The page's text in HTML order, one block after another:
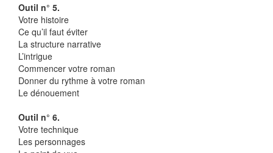
Outil n° 5.
Votre histoire
Ce qu’il faut éviter
La structure narrative
L’intrigue
Commencer votre roman
Donner du rythme à votre roman
Le dénouement
Outil n° 6.
Votre technique
Les personnages